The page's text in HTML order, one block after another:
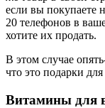
если вы покупаете
20 телефонов в
хотите их продать.
В этом случае
что это подарки
Витамины для